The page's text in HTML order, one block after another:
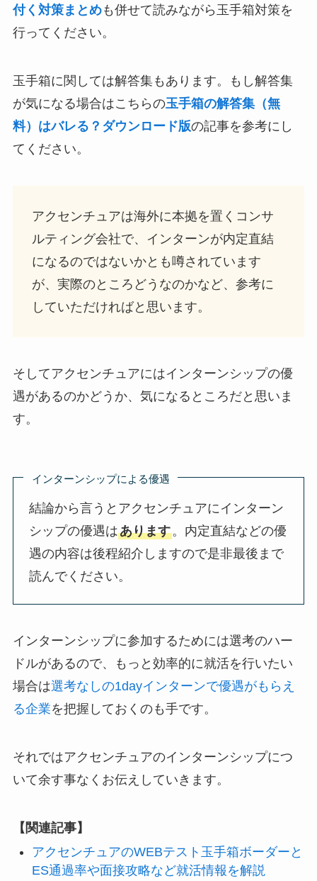
付く対策まとめも併せて読みながら玉手箱対策を
行ってください。
玉手箱に関しては解答集もあります。もし解答集
が気になる場合はこちらの玉手箱の解答集（無
料）はバレる？ダウンロード版の記事を参考にし
てください。
アクセンチュアは海外に本拠を置くコンサ
ルティング会社で、インターンが内定直結
になるのではないかとも噂されています
が、実際のところどうなのかなど、参考に
していただければと思います。
そしてアクセンチュアにはインターンシップの優
遇があるのかどうか、気になるところだと思いま
す。
インターンシップによる優遇
結論から言うとアクセンチュアにインターン
シップの優遇はあります。内定直結などの優
遇の内容は後程紹介しますので是非最後まで
読んでください。
インターンシップに参加するためには選考のハー
ドルがあるので、もっと効率的に就活を行いたい
場合は選考なしの1dayインターンで優遇がもらえ
る企業を把握しておくのも手です。
それではアクセンチュアのインターンシップにつ
いて余す事なくお伝えしていきます。
【関連記事】
アクセンチュアのWEBテスト玉手箱ボーダーと
ES通過率や面接攻略など就活情報を解説